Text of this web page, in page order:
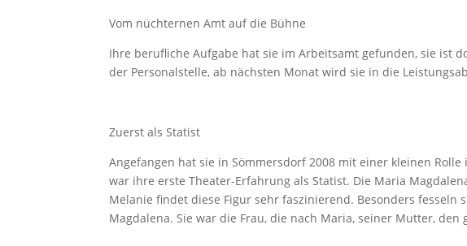
Vom nüchternen Amt auf die Bühne
Ihre berufliche Aufgabe hat sie im Arbeitsamt gefunden, sie ist
der Personalstelle, ab nächsten Monat wird sie in die
Zuerst als Statist
Angefangen hat sie in Sömmersdorf 2008 mit einer kleinen Rolle
war ihre erste Theater-Erfahrung als Statist. Die Maria
Melanie findet diese Figur sehr faszinierend. Besonders fesseln
Magdalena. Sie war die Frau, die nach Maria, seiner Mutter, den